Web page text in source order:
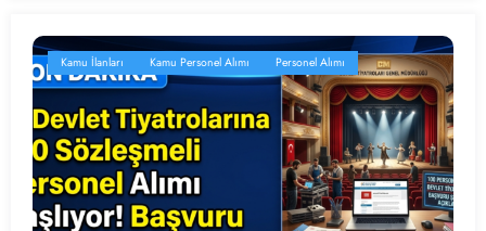
Kamu İlanları Kamu Personel Alımı Personel Alımı